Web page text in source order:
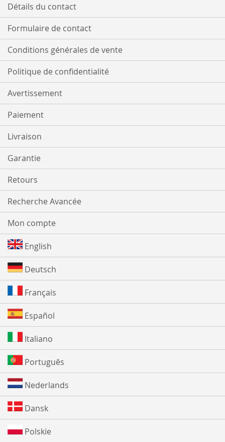
Détails du contact
Formulaire de contact
Conditions générales de vente
Politique de confidentialité
Avertissement
Paiement
Livraison
Garantie
Retours
Recherche Avancée
Mon compte
English
Deutsch
Français
Español
Italiano
Português
Nederlands
Dansk
Polskie